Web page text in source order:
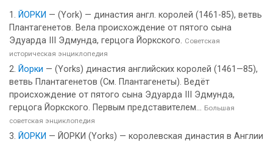
ЙОРКИ — (York) — династия англ. королей (1461-85), ветвь
Плантагенетов. Вела происхождение от пятого сына
Эдуарда III Эдмунда, герцога Йоркского. Советская
историческая энциклопедия
Йорки — (Yorks) династия английских королей (1461—85),
ветвь Плантагенетов (См. Плантагенеты). Ведёт
происхождение от пятого сына Эдуарда III Эдмунда,
герцога Йоркского. Первым представителем... Большая
советская энциклопедия
ЙОРКИ — ЙОРКИ (Yorks) — королевская династия в Англии